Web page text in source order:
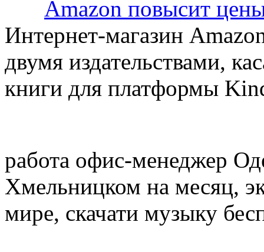
Amazon повысит
Интернет-магазин
двумя издательствами,
книги для платформы
работа офис-менеджер
Хмельницком на месяц,
мире, скачати музыку